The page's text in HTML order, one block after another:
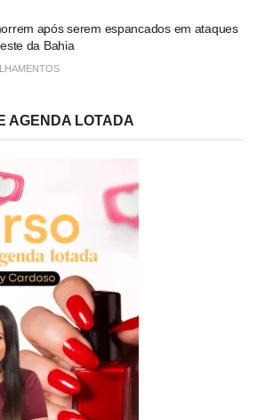
após serem espancados em ataques
da Bahia
AGENDA LOTADA